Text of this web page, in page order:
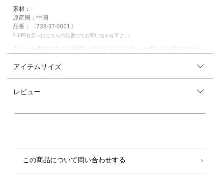
素材：-
原産国：中国
品番：〔738-37-0001〕
SHIPS各店へはこちらの品番にてお問い合わせ下さい。
【素材特性】
ご家庭で手洗いでのメンテナンスが可能です。
気分やコーディネートに合わせてリバーシブルで楽しめる、万能な一枚で
アイテムサイズ
レビュー
この商品について問い合わせする